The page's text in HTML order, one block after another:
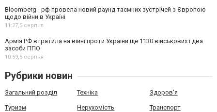
Bloomberg - рф провела новий раунд таємних зустрічей з Європою
щодо війни в Україні
11:27,5 серпня
Армія РФ втратила на війні проти України ще 1130 військових і два
засоби ППО
10:59,5 серпня
Рубрики новин
Загальний розділ Техніка Здоров'я
Туризм Нерухомість Транспорт